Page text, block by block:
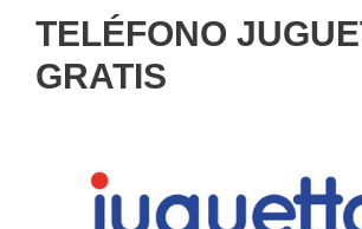
TELÉFONO
GRATIS